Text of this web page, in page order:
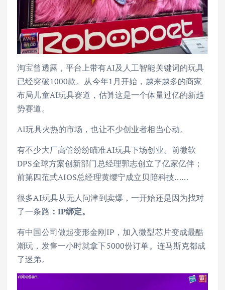
淘宝曾透露，平台上带有AI及人工智能关键词的玩具
已经突破1000款。从今年1月开始，越来越多的商家
布局儿童AI玩具赛道，估算这是一个体量过亿的新趋
势赛道。
AI玩具火热的市场，也让不少创业者相当心动。
有不少大厂高管纷纷瞄准AI玩具下场创业。前微软
DPS全球方案创新部门总经理郭志创立了亿家亿伴；
前第四范式AIOS总经理黄缨宁成立贝陪科技……
很多AI玩具从无人问津到卖爆，一开始还是因为找对
了一条路 ：IP绑定。
有中国公司做起变形金刚IP，加入微型芯片变成最酷
潮玩，发售一小时就拿下5000份订单。连马斯克都成
了迷弟。